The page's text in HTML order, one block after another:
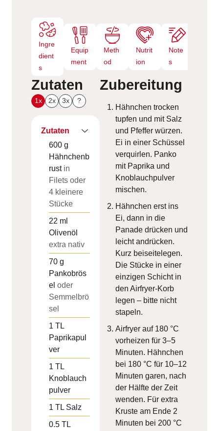
Ingre
dient
s
Equip
ment
Meth
od
Nutrit
ion
Note
s
Zutaten
1x 2x 3x ?
Zutaten
600 g
Hähnchenb
rust in
Filets oder
4 kleinere
Stücke
22 ml
Olivenöl
extra nativ
70 g
Pankobrös
el oder
Semmelbrö
sel
1 TL
Paprikapul
ver
1 TL
Knoblauch
pulver
1 TL Salz
0.5 TL
Zubereitung
Hähnchen trocken
tupfen und mit Salz
und Pfeffer würzen.
Ei in einer Schüssel
verquirlen. Panko
mit Paprika und
Knoblauchpulver
mischen.
Hähnchen erst ins
Ei, dann in die
Panade drücken und
leicht andrücken.
Kurz beiseitelegen.
Die Stücke in einer
einzigen Schicht in
den Airfryer-Korb
legen – bitte nicht
stapeln.
Airfryer auf 180 °C
vorheizen für 3–5
Minuten. Hähnchen
bei 180 °C für 10–12
Minuten garen, nach
der Hälfte der Zeit
wenden. Für extra
Kruste am Ende 2
Minuten bei 200 °C